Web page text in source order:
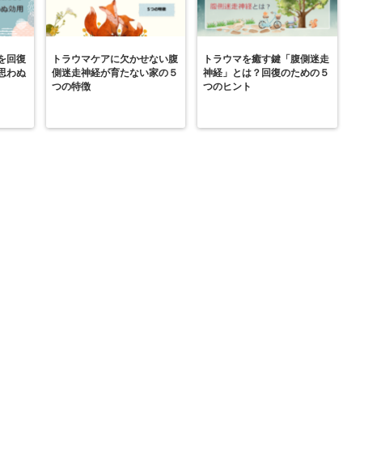
回復
わぬ
トラウマケアに欠かせない腹
側迷走神経が育たない家の５
つの特徴
トラウマを癒す鍵「腹側迷走
神経」とは？回復のための５
つのヒント